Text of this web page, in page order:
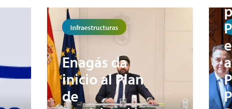
Infraestructuras
Enagás da
inicio al Plan
de